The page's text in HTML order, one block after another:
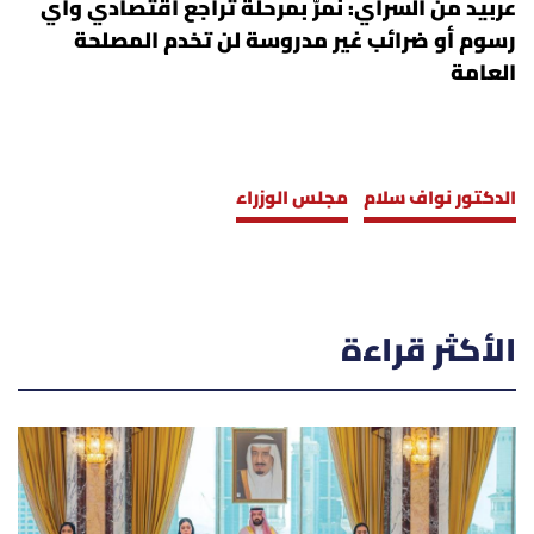
عربيد من السراي: نمرّ بمرحلة تراجع اقتصادي وأي
رسوم أو ضرائب غير مدروسة لن تخدم المصلحة
العامة
الدكتور نواف سلام مجلس الوزراء
الأكثر قراءة